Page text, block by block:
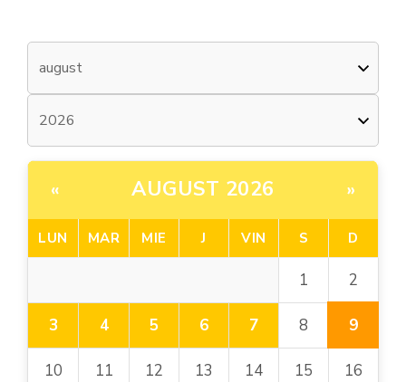
« AUGUST 2026 »
LUN MAR MIE J VIN S D
1 2
3 4 5 6 7 8 9
10 11 12 13 14 15 16